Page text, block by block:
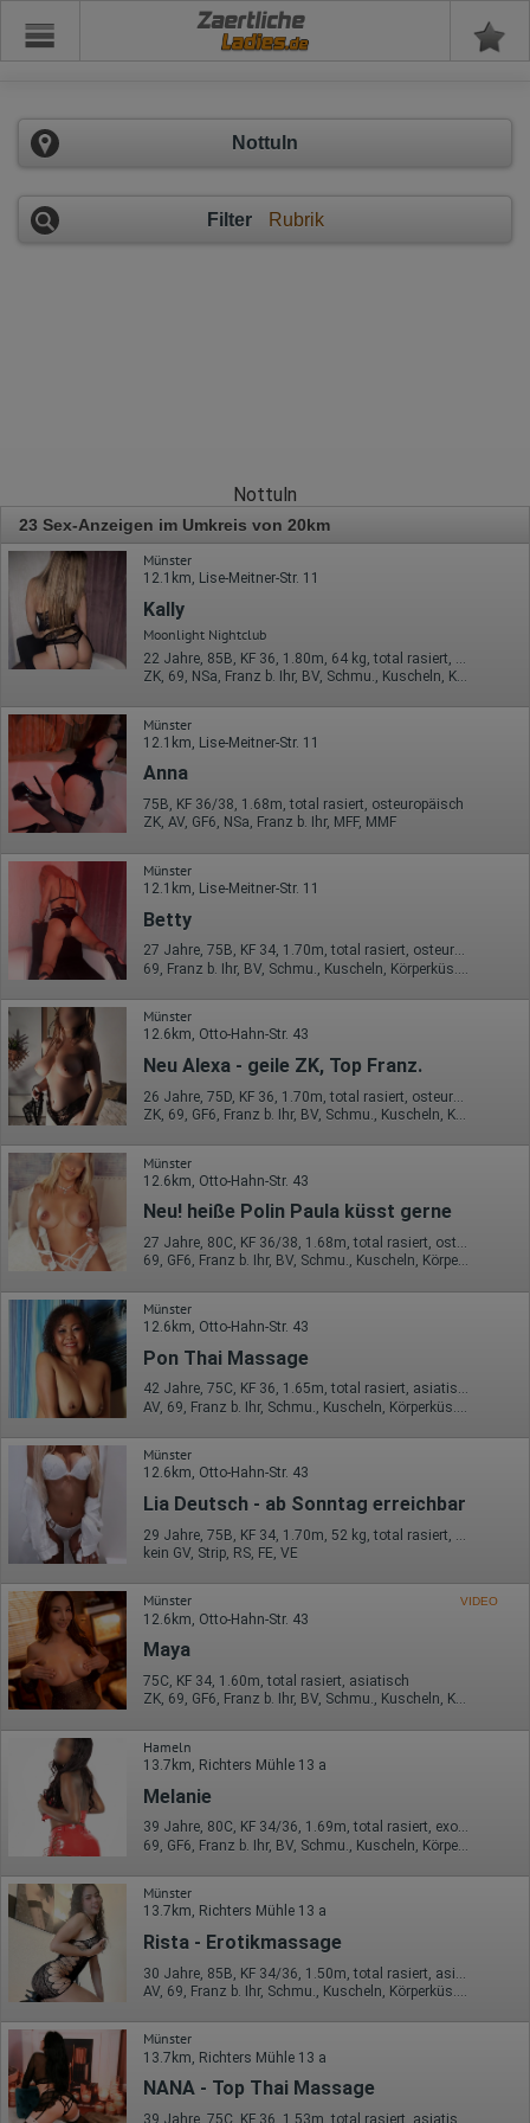
Zaertliche
Nottuln
Filter Rubrik
Nottuln
23 Sex-Anzeigen im Umkreis von 20km
Münster
12.1km, Lise-Meitner-Str. 11
Kally
Moonlight Nightclub
22 Jahre, 85B, KF 36, 1.80m, 64 kg, total rasiert, osteuropäisch
ZK, 69, NSa, Franz b. Ihr, BV, Schmu., Kuscheln, Körperküs.
Münster
12.1km, Lise-Meitner-Str. 11
Anna
75B, KF 36/38, 1.68m, total rasiert, osteuropäisch
ZK, AV, GF6, NSa, Franz b. Ihr, MFF, MMF
Münster
12.1km, Lise-Meitner-Str. 11
Betty
27 Jahre, 75B, KF 34, 1.70m, total rasiert, osteuropäisch
Münster
12.6km, Otto-Hahn-Str. 43
Neu Alexa - geile ZK, Top Franz.
ZK, 69, GF6, Franz b. Ihr, BV, Schmu., Kuscheln, Körperküs.
Münster
12.6km, Otto-Hahn-Str. 43
Neu! heiße Polin Paula küsst gerne
27 Jahre, 80C, KF 36/38, 1.68m, total rasiert, osteuropäisch
69, GF6, Franz b. Ihr, BV, Schmu., Kuscheln, Körperküs., DSa
Münster
12.6km, Otto-Hahn-Str. 43
Pon Thai Massage
42 Jahre, 75C, KF 36, 1.65m, total rasiert, asiatisch
Münster
12.6km, Otto-Hahn-Str. 43
Lia Deutsch - ab Sonntag erreichbar
kein GV, Strip, RS, FE, VE
Münster VIDEO
12.6km, Otto-Hahn-Str. 43
Maya
75C, KF 34, 1.60m, total rasiert, asiatisch
ZK, 69, GF6, Franz b. Ihr, BV, Schmu., Kuscheln, Körperküs.
Hameln
13.7km, Richters Mühle 13 a
Melanie
39 Jahre, 80C, KF 34/36, 1.69m, total rasiert, exotisch
Münster
13.7km, Richters Mühle 13 a
Rista - Erotikmassage
AV, 69, Franz b. Ihr, Schmu., Kuscheln, Körperküs., AV b. Ihm, KBp
Münster
13.7km, Richters Mühle 13 a
NANA - Top Thai Massage